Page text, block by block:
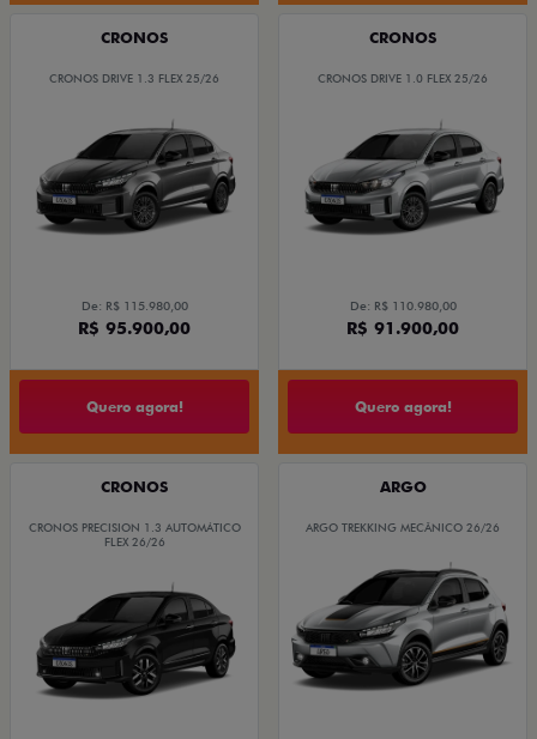
CRONOS
CRONOS DRIVE 1.3 FLEX 25/26
De: R$ 115.980,00
R$ 95.900,00
Quero agora!
CRONOS
CRONOS DRIVE 1.0 FLEX 25/26
De: R$ 110.980,00
R$ 91.900,00
Quero agora!
CRONOS
CRONOS PRECISION 1.3 AUTOMÁTICO
FLEX 26/26
ARGO
ARGO TREKKING MECÂNICO 26/26